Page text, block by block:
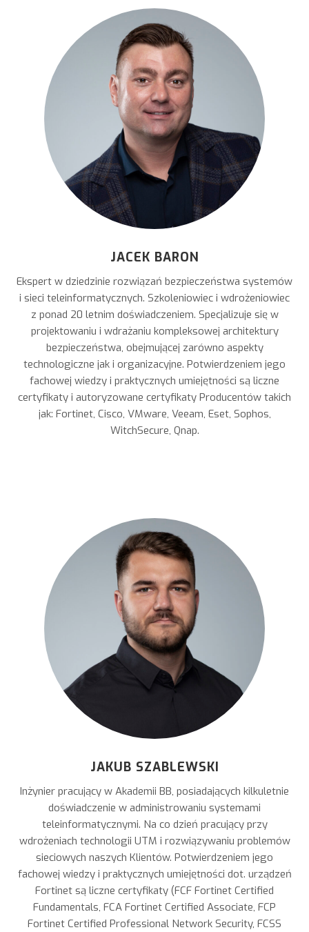
JACEK BARON
Ekspert w dziedzinie rozwiązań bezpieczeństwa systemów
i sieci teleinformatycznych. Szkoleniowiec i wdrożeniowiec
z ponad 20 letnim doświadczeniem. Specjalizuje się w
projektowaniu i wdrażaniu kompleksowej architektury
bezpieczeństwa, obejmującej zarówno aspekty
technologiczne jak i organizacyjne. Potwierdzeniem jego
fachowej wiedzy i praktycznych umiejętności są liczne
certyfikaty i autoryzowane certyfikaty Producentów takich
jak: Fortinet, Cisco, VMware, Veeam, Eset, Sophos,
WitchSecure, Qnap.
JAKUB SZABLEWSKI
Inżynier pracujący w Akademii BB, posiadających kilkuletnie
doświadczenie w administrowaniu systemami
teleinformatycznymi. Na co dzień pracujący przy
wdrożeniach technologii UTM i rozwiązywaniu problemów
sieciowych naszych Klientów. Potwierdzeniem jego
fachowej wiedzy i praktycznych umiejętności dot. urządzeń
Fortinet są liczne certyfikaty (FCF Fortinet Certified
Fundamentals, FCA Fortinet Certified Associate, FCP
Fortinet Certified Professional Network Security, FCSS